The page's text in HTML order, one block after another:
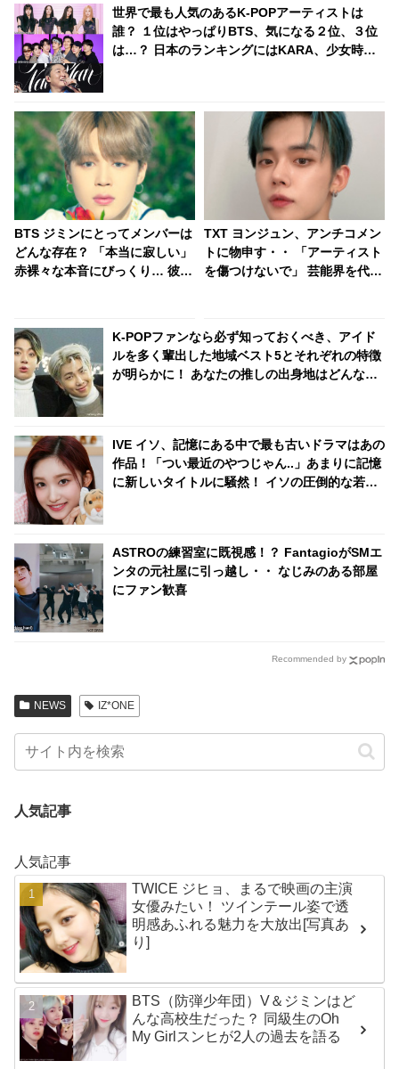
世界で最も人気のあるK-POPアーティストは
誰？ １位はやっぱりBTS、気になる２位、３位
は…？ 日本のランキングにはKARA、少女時代
BTS ジミンにとってメンバーは
どんな存在？ 「本当に寂しい」
赤裸々な本音にびっくり… 彼が
TXT ヨンジュン、アンチコメン
トに物申す・・ 「アーティスト
を傷つけないで」 芸能界を代表
K-POPファンなら必ず知っておくべき、アイド
ルを多く輩出した地域ベスト5とそれぞれの特徴
が明らかに！ あなたの推しの出身地はどんなと
IVE イソ、記憶にある中で最も古いドラマはあの
作品！「つい最近のやつじゃん..」あまりに記憶
に新しいタイトルに騒然！ イソの圧倒的な若さ
ASTROの練習室に既視感！？ FantagioがSMエ
ンタの元社屋に引っ越し・・ なじみのある部屋
にファン歓喜
Recommended by
NEWS IZ*ONE
人気記事
人気記事
TWICE ジヒョ、まるで映画の主演
女優みたい！ ツインテール姿で透
明感あふれる魅力を大放出[写真あ
り]
BTS（防弾少年団）V＆ジミンはど
んな高校生だった？ 同級生のOh
My Girlスンヒが2人の過去を語る